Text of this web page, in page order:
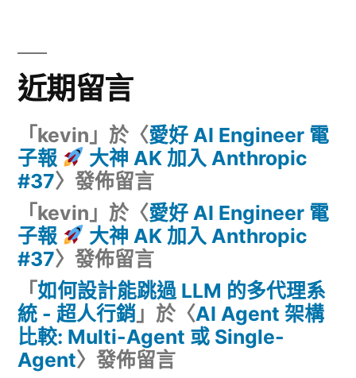
中
近期留言
「 kevin 」於〈愛好 AI Engineer 電
子報
大神 AK 加入 Anthropic
#37〉發佈留言
「 kevin 」於〈愛好 AI Engineer 電
子報
大神 AK 加入 Anthropic
#37〉發佈留言
「 如何設計能跳過 LLM 的多代理系
統 - 超人行銷 」於〈AI Agent 架構
比較: Multi-Agent 或 Single-
Agent〉發佈留言